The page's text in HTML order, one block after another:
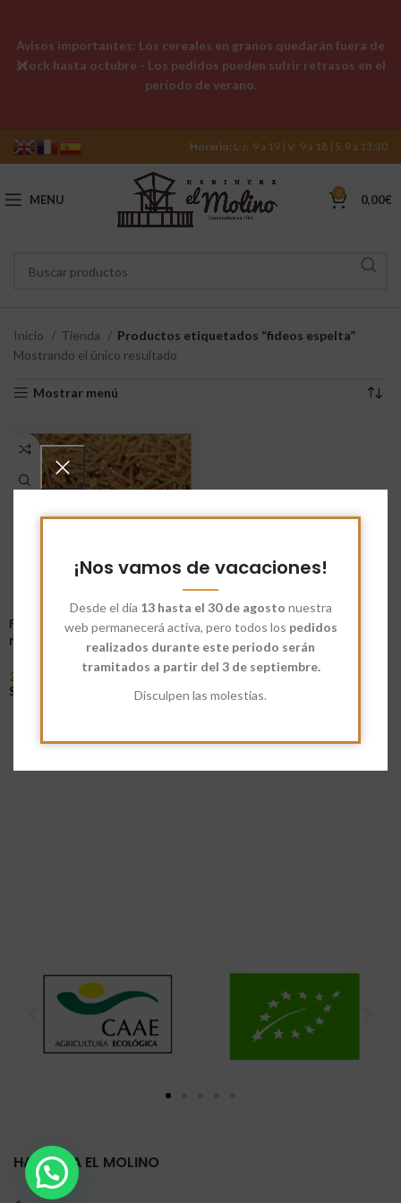
¡Nos vamos de vacaciones!
Desde el día 13 hasta el 30 de agosto nuestra
web permanecerá activa, pero todos los pedidos
realizados durante este periodo serán
tramitados a partir del 3 de septiembre.
Disculpen las molestias.
Horario: L-J: 9 a 19 | V: 9 a 18 | S: 9 a 13:30
MENU 0 0,00€
Inicio Tienda
Productos etiquetados “fideos espelta”
Mostrando el único resultado
Mostrar menú
Fideos Integrales de Espelta
nº0
2,25
Seleccionar Opciones
HARINERA EL MOLINO
Avisos importantes: Los cereales en granos quedarán fuera de
stock hasta octubre - Los pedidos pueden sufrir retrasos en el
período de verano.